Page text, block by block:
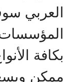
العربي
المؤسسات
بكافة
ممكن